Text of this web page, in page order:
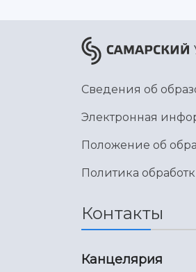
Сведения об
Электронная
Положение об
Политика
Контакты
Канцелярия